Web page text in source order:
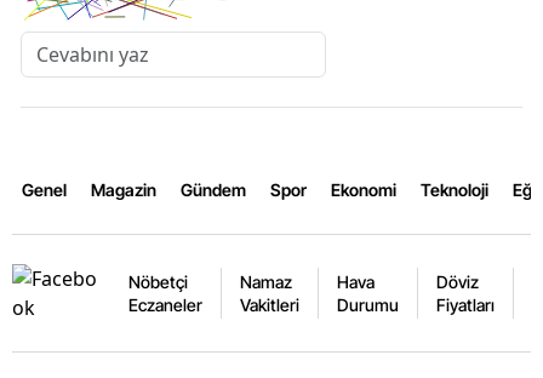
Genel Magazin Gündem Spor Ekonomi Teknoloji
Nöbetçi
Eczaneler
Namaz
Vakitleri
Hava
Durumu
Döviz
Fiyatları